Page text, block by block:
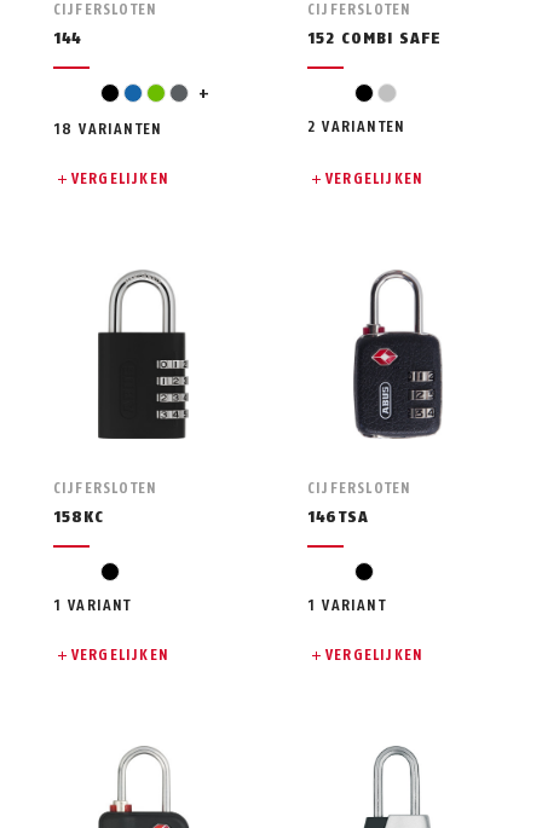
CIJFERSLOTEN
144
zwartblauw
groengrijs
lichtgroen +
18 VARIANTEN
VERGELIJKEN
CIJFERSLOTEN
152 COMBI SAFE
zwartzilver
2 VARIANTEN
VERGELIJKEN
CIJFERSLOTEN
158KC
zwart
1 VARIANT
VERGELIJKEN
CIJFERSLOTEN
146TSA
zwart
1 VARIANT
VERGELIJKEN